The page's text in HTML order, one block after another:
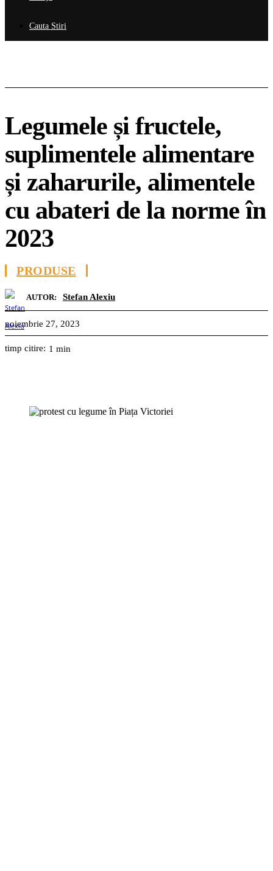
Cauta Stiri
Legumele și fructele,
suplimentele alimentare
și zaharurile, alimentele
cu abateri de la norme în
2023
PRODUSE
AUTOR: Stefan Alexiu
noiembrie 27, 2023
timp citire: 1 min